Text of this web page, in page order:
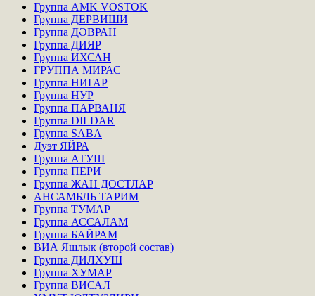
Группа AMK VOSTOK
Группа ДЕРВИШИ
Группа ДӘВРАН
Группа ДИЯР
Группа ИХСАН
ГРУППА МИРАС
Группа НИГАР
Группа НУР
Группа ПАРВАНЯ
Группа DILDAR
Группа SABA
Дуэт ЯЙРА
Группа АТУШ
Группа ПЕРИ
Группа ЖАН ДОСТЛАР
АНСАМБЛЬ ТАРИМ
Группа ТУМАР
Группа АССАЛАМ
Группа БАЙРАМ
ВИА Яшлык (второй состав)
Группа ДИЛХУШ
Группа ХУМАР
Группа ВИСАЛ